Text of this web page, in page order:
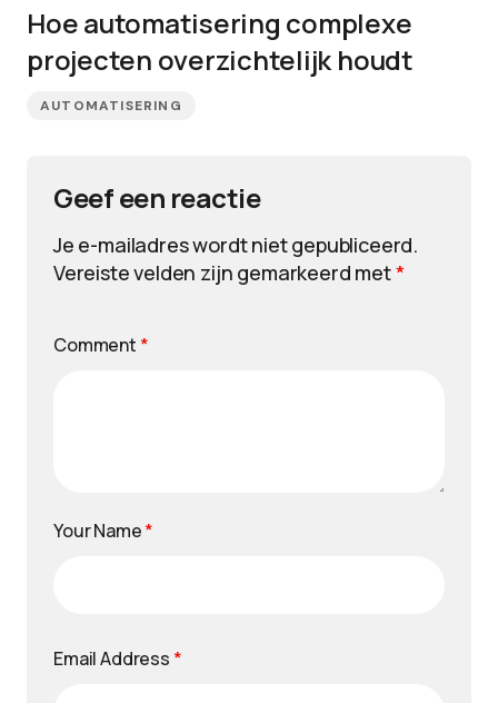
Hoe automatisering complexe
projecten overzichtelijk houdt
AUTOMATISERING
Geef een reactie
Je e-mailadres wordt niet gepubliceerd.
Vereiste velden zijn gemarkeerd met*
Comment *
Your Name*
Email Address *